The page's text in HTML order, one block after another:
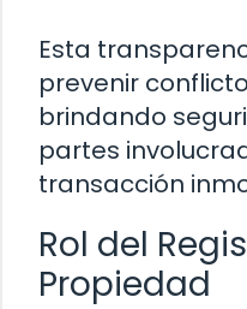
Esta
prevenir
brindando
partes
transacción
Rol del
Propiedad